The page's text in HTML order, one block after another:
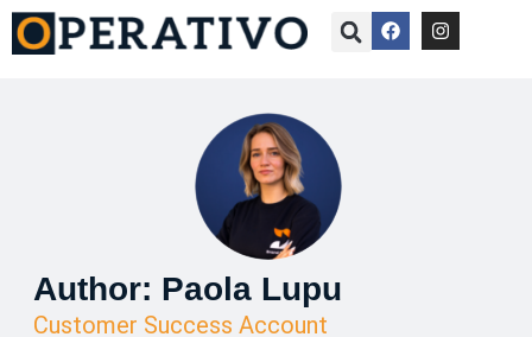
Author: Paola Lupu
Customer Success Account